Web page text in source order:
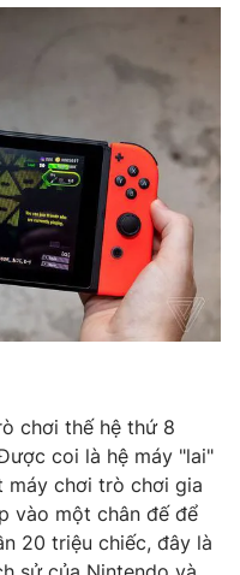
chơi thế hệ thứ 8
coi là hệ máy "lai"
máy chơi trò chơi gia
vào một chân đế để
20 triệu chiếc, đây là